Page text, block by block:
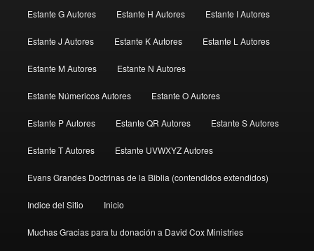
Estante G Autores Estante H Autores Estante I Autores
Estante J Autores Estante K Autores Estante L Autores
Estante M Autores Estante N Autores
Estante Númericos Autores Estante O Autores
Estante P Autores Estante QR Autores Estante S Autores
Estante T Autores Estante UVWXYZ Autores
Evans Grandes Doctrinas de la Biblia (contendidos extendidos)
Indice del Sitio Inicio
Muchas Gracias para tu donación a David Cox Ministries